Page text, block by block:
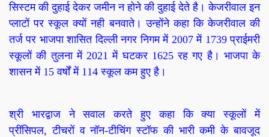
सिस्टम की दुहाई देकर जमीन न होने की दुहाई देते है। केजरीवाल इन
प्लाटों पर स्कूल क्यों नही बनवाते। उन्होंने कहा कि केजरीवाल की
तर्ज पर भाजपा शासित दिल्ली नगर निगम में 2007में 1739प्राईमरी
स्कूलों की तुलना में 2021में घटकर 1625रह गए है। भाजपा के
शासन में 15वर्षों में 114स्कूल कम हुए है।
श्री भारद्वाज ने सवाल करते हुए कहा कि क्या स्कूलों में
प्रींसिपल,टीचरों व नॉन-टीचिंग स्टॉफ की भारी कमी के बावजूद